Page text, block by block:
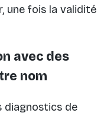
une fois la validité
avec des
nom
diagnostics de